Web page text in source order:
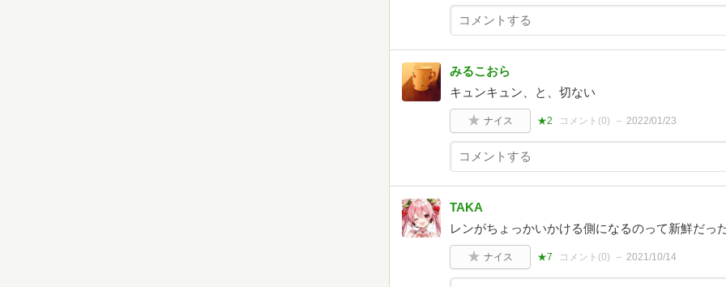
みるこおら
キュンキュン、と、切ない
ナイス ★2 コメント(0) 2022/01/23
TAKA
レンがちょっかいかける側になるのって新鮮だっ
ナイス ★7 コメント(0) 2021/10/14